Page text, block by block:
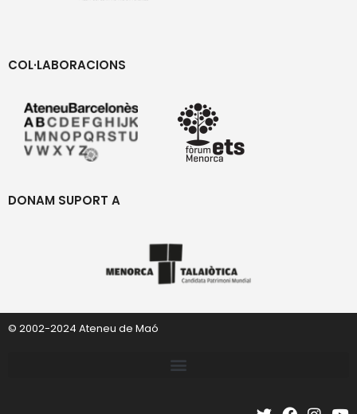
COL·LABORACIONS
DONAM SUPORT A
© 2002-2024 Ateneu de Maó